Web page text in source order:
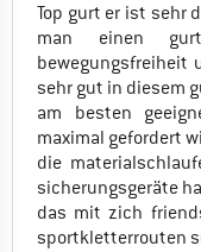
Top gurt er ist sehr
man einen
sehr gut in diesem
am besten
maximal gefordert
die
sicherungsgeräte
das mit zich
sportkletterrouten